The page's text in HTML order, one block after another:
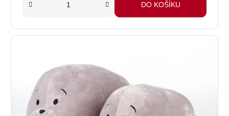
DO KOŠÍKU